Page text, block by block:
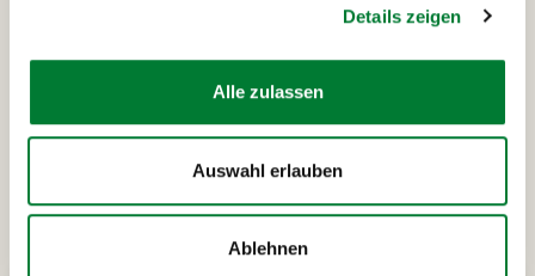
Details zeigen
Alle zulassen
Auswahl erlauben
Ablehnen
Das könnte dich auch
interessieren